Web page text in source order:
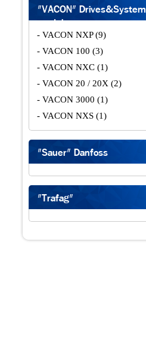
"VACON" Drives&System
modules
- VACON NXP(9)
- VACON 100 (3)
- VACON NXC (1)
- VACON 20 / 20X (2)
- VACON 3000 (1)
- VACON NXS (1)
"Sauer" Danfoss
"Trafag"